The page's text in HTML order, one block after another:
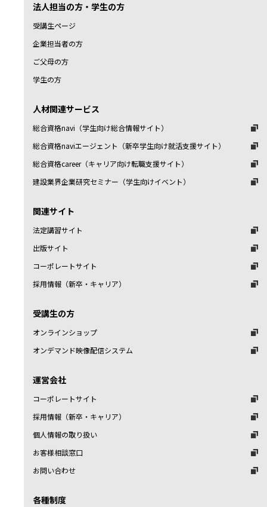
法人担当の方・学生の方
受講生ページ
企業担当者の方
ご父母の方
学生の方
人材関連サービス
総合資格navi（学生向け総合情報サイト）
総合資格naviエージェント（新卒学生向け就活支援サイト）
総合資格career（キャリア向け転職支援サイト）
建設業界企業研究セミナー（学生向けイベント）
関連サイト
法定講習サイト
出版サイト
コーポレートサイト
採用情報（新卒・キャリア）
受講生の方
オンラインショップ
オンデマンド映像配信システム
運営会社
コーポレートサイト
採用情報（新卒・キャリア）
個人情報の取り扱い
お客様相談窓口
お問い合わせ
各種制度